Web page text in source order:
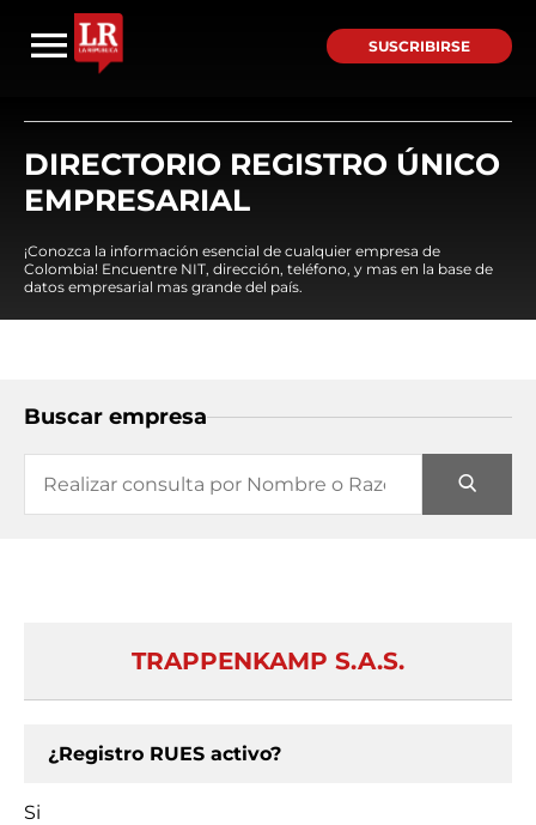
SUSCRIBIRSE
DIRECTORIO REGISTRO ÚNICO
EMPRESARIAL
¡Conozca la información esencial de cualquier empresa de
Colombia! Encuentre NIT, dirección, teléfono, y mas en la base de
datos empresarial mas grande del país.
Buscar empresa
TRAPPENKAMP S.A.S.
¿Registro RUES activo?
Si